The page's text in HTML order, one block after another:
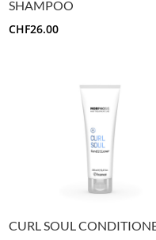
SHAMPOO
CHF26.00
CURL SOUL